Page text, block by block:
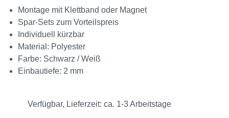
Montage mit Klettband oder Magnet
Spar-Sets zum Vorteilspreis
Individuell kürzbar
Material: Polyester
Farbe: Schwarz / Weiß
Einbautiefe: 2 mm
Verfügbar, Lieferzeit: ca. 1-3 Arbeitstage